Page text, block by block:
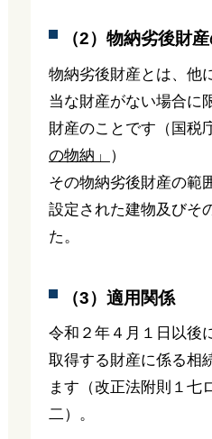
（2）物納劣後財
物納劣後財産とは、他
当な財産がない場合に
財産のことです（国税
の物納」
）
その物納劣後財産の範
設定された建物及びそ
た。
（3）適用関係
令和２年４月１日以後
取得する財産に係る相
ます（改正法附則１七
二）。